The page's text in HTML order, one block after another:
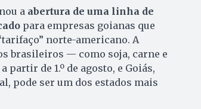
a abertura de uma linha de
para empresas goianas que
norte-americano. A
brasileiros — como soja, carne e
de 1.º de agosto, e Goiás,
pode ser um dos estados mais